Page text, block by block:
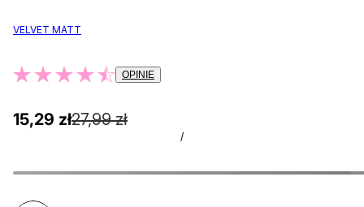
VELVET MATT
OPINIE
15,29 zł27,99 zł
/